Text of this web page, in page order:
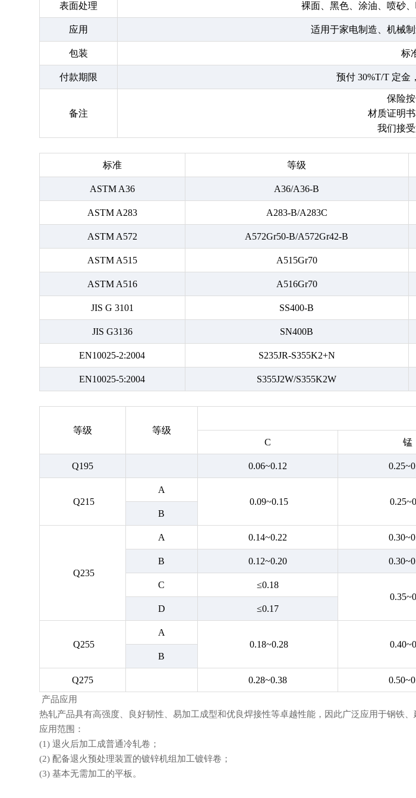
表面处理 裸面、黑色、涂油、喷砂
应用 适用于家电制造、机械
包装 标
付款期限 预付 30%T/T 定金
备注
保险
材质证明
我们接
标准 等级
ASTM A36 A36/A36-B
ASTM A283 A283-B/A283C
ASTM A572 A572Gr50-B/A572Gr42-B
ASTM A515 A515Gr70
ASTM A516 A516Gr70
JIS G 3101 SS400-B
JIS G3136 SN400B
EN10025-2:2004 S235JR-S355K2+N
EN10025-5:2004 S355J2W/S355K2W
等级 等级
C 锰
Q195 0.06~0.12
Q215
A
0.09~0.15
B
Q235
A 0.14~0.22
B
0.12~0.20
C
≤0.18
D ≤0.17
Q255
A
0.18~0.28
B
Q275 0.28~0.38
产品应用
热轧产品具有高强度、良好韧性、易加工成型和优良焊接性等卓越性能，因此广泛应用于钢铁、
应用范围：
(1) 退火后加工成普通冷轧卷；
(2) 配备退火预处理装置的镀锌机组加工镀锌卷；
(3) 基本无需加工的平板。